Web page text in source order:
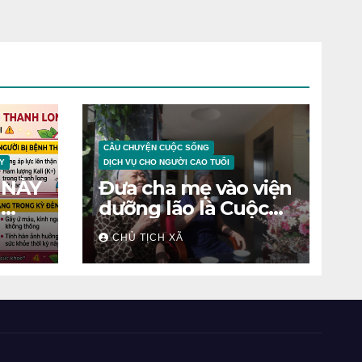
CÂU CHUYỆN CUỘC SỐNG
DỊCH VỤ CHO NGƯỜI CAO TUỔI
Đưa cha mẹ vào viện
dưỡng lão là Cuộc
chiến tâm lý
CHỦ TỊCH XÃ